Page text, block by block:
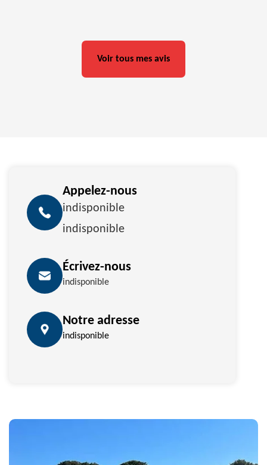
Voir tous mes avis
Appelez-nous
indisponible
indisponible
Écrivez-nous
indisponible
Notre adresse
indisponible